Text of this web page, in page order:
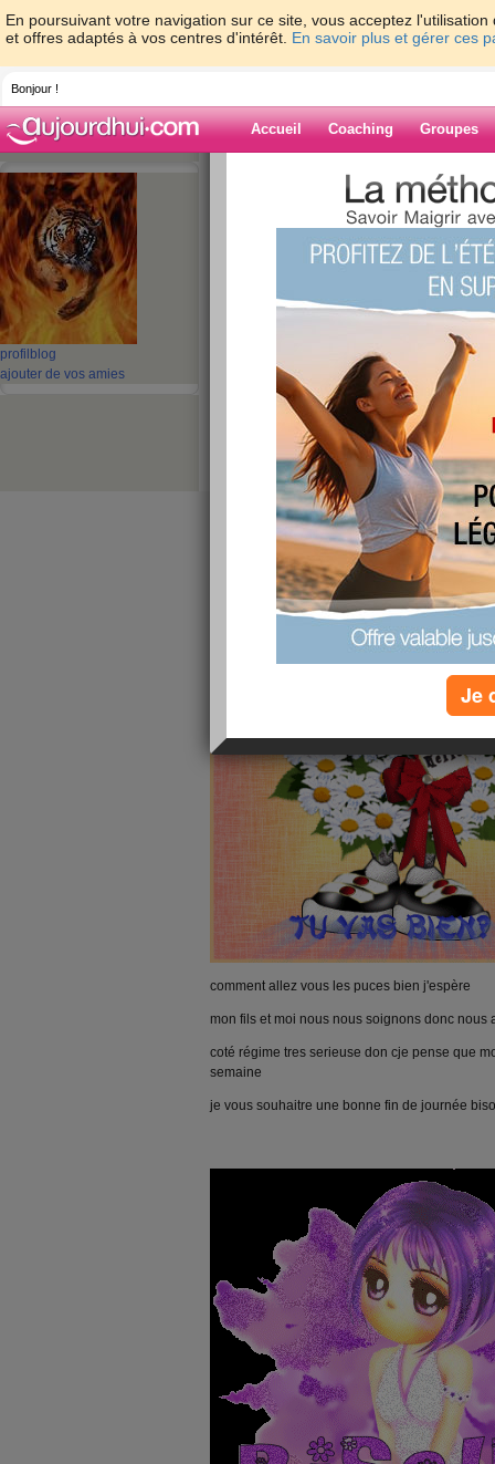
En poursuivant votre navigation sur ce site, vous acceptez
et offres adaptés à vos centres d'intérêt. En savoir plus et gérer ces
Bonjour !
Accueil Coaching Groupes
profil blog
ajouter de vos amies
> > mardi
Blog de bibi971
mardi tranquille
comment allez vous les puces bien j'espère
mon fils et moi nous nous soignons donc nous
coté régime tres serieuse don cje pense que
semaine
je vous souhaitre une bonne fin de journée
Je